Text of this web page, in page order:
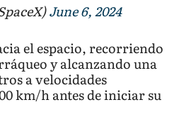
June 6, 2024
el espacio, recorriendo
y alcanzando una
a velocidades
km/h antes de iniciar su